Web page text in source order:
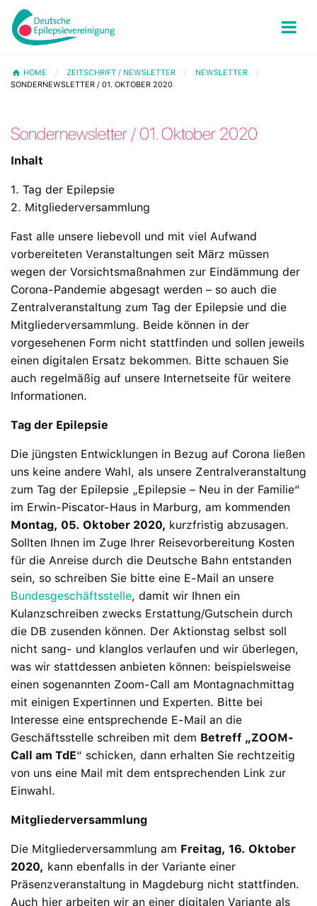
HOME ZEITSCHRIFT / NEWSLETTER
NEWSLETTER
SONDERNEWSLETTER / 01. OKTOBER 2020
Sondernewsletter / 01. Oktober 2020
Inhalt
1. Tag der Epilepsie
2. Mitgliederversammlung
Fast alle unsere liebevoll und mit viel Aufwand
vorbereiteten Veranstaltungen seit März müssen
wegen der Vorsichtsmaßnahmen zur Eindämmung der
Corona-Pandemie abgesagt werden – so auch die
Zentralveranstaltung zum Tag der Epilepsie und die
Mitgliederversammlung. Beide können in der
vorgesehenen Form nicht stattfinden und sollen jeweils
einen digitalen Ersatz bekommen. Bitte schauen Sie
auch regelmäßig auf unsere Internetseite für weitere
Informationen.
Tag der Epilepsie
Die jüngsten Entwicklungen in Bezug auf Corona ließen
uns keine andere Wahl, als unsere Zentralveranstaltung
zum Tag der Epilepsie „Epilepsie – Neu in der Familie“
im Erwin-Piscator-Haus in Marburg, am kommenden
Montag, 05. Oktober 2020, kurzfristig abzusagen.
Sollten Ihnen im Zuge Ihrer Reisevorbereitung Kosten
für die Anreise durch die Deutsche Bahn entstanden
sein, so schreiben Sie bitte eine E-Mail an unsere
Bundesgeschäftsstelle, damit wir Ihnen ein
Kulanzschreiben zwecks Erstattung/Gutschein durch
die DB zusenden können. Der Aktionstag selbst soll
nicht sang- und klanglos verlaufen und wir überlegen,
was wir stattdessen anbieten können: beispielsweise
einen sogenannten Zoom-Call am Montagnachmittag
mit einigen Expertinnen und Experten. Bitte bei
Interesse eine entsprechende E-Mail an die
Geschäftsstelle schreiben mit dem Betreff „ZOOM-
Call am TdE“ schicken, dann erhalten Sie rechtzeitig
von uns eine Mail mit dem entsprechenden Link zur
Einwahl.
Mitgliederversammlung
Die Mitgliederversammlung am Freitag, 16. Oktober
2020, kann ebenfalls in der Variante einer
Präsenzveranstaltung in Magdeburg nicht stattfinden.
Auch hier arbeiten wir an einer digitalen Variante als